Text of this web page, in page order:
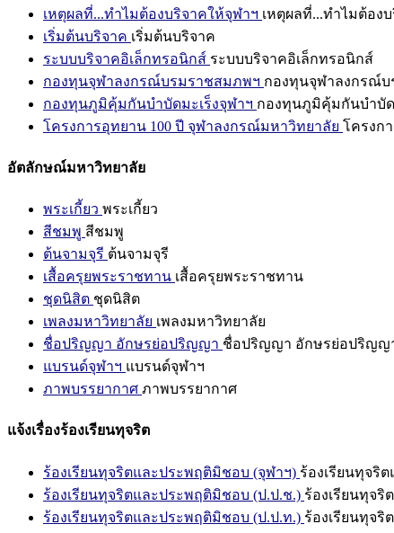
เหตุผลที่...ทำไมต้องบริจาคให้จุฬาฯ เหตุผลที่...ทำไมต้อง
เริ่มต้นบริจาค เริ่มต้นบริจาค
ระบบบริจาคอิเล็กทรอนิกส์ ระบบบริจาคอิเล็กทรอนิกส์
กองทุนจุฬาลงกรณ์บรมราชสมภพฯ กองทุนจุฬาลงกรณ์
กองทุนภูมิคุ้มกันบำบัดมะเร็งจุฬาฯ กองทุนภูมิคุ้มกันบำบัด
โครงการอุทยาน 100 ปี จุฬาลงกรณ์มหาวิทยาลัย โครงก
อัตลักษณ์มหาวิทยาลัย
พระเกี้ยว พระเกี้ยว
สีชมพู สีชมพู
ต้นจามจุรี ต้นจามจุรี
เสื้อครุยพระราชทาน เสื้อครุยพระราชทาน
ชุดนิสิต ชุดนิสิต
เพลงมหาวิทยาลัย เพลงมหาวิทยาลัย
ชื่อปริญญา อักษรย่อปริญญา ชื่อปริญญา อักษรย่อปริญญ
แบรนด์จุฬาฯ แบรนด์จุฬาฯ
ภาพบรรยากาศ ภาพบรรยากาศ
แจ้งเรื่องร้องเรียนทุจริต
ร้องเรียนทุจริตและประพฤติมิชอบ (จุฬาฯ) ร้องเรียนทุจริ
ร้องเรียนทุจริตและประพฤติมิชอบ (ป.ป.ช.) ร้องเรียนทุจ
ร้องเรียนทุจริตและประพฤติมิชอบ (ป.ป.ท.) ร้องเรียนทุจ